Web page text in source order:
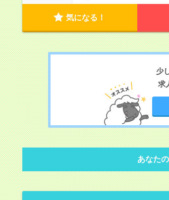
気になる！
少
求
あなた